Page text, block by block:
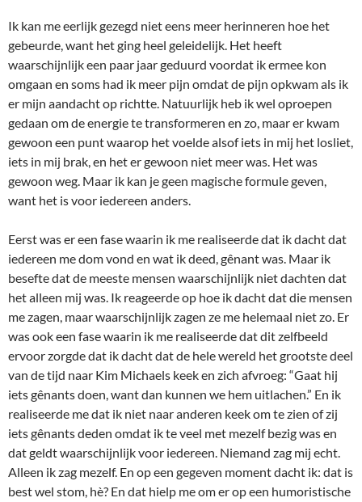
Ik kan me eerlijk gezegd niet eens meer herinneren hoe het
gebeurde, want het ging heel geleidelijk. Het heeft
waarschijnlijk een paar jaar geduurd voordat ik ermee kon
omgaan en soms had ik meer pijn omdat de pijn opkwam als ik
er mijn aandacht op richtte. Natuurlijk heb ik wel oproepen
gedaan om de energie te transformeren en zo, maar er kwam
gewoon een punt waarop het voelde alsof iets in mij het losliet,
iets in mij brak, en het er gewoon niet meer was. Het was
gewoon weg. Maar ik kan je geen magische formule geven,
want het is voor iedereen anders.
Eerst was er een fase waarin ik me realiseerde dat ik dacht dat
iedereen me dom vond en wat ik deed, gênant was. Maar ik
besefte dat de meeste mensen waarschijnlijk niet dachten dat
het alleen mij was. Ik reageerde op hoe ik dacht dat die mensen
me zagen, maar waarschijnlijk zagen ze me helemaal niet zo. Er
was ook een fase waarin ik me realiseerde dat dit zelfbeeld
ervoor zorgde dat ik dacht dat de hele wereld het grootste deel
van de tijd naar Kim Michaels keek en zich afvroeg: “Gaat hij
iets gênants doen, want dan kunnen we hem uitlachen.” En ik
realiseerde me dat ik niet naar anderen keek om te zien of zij
iets gênants deden omdat ik te veel met mezelf bezig was en
dat geldt waarschijnlijk voor iedereen. Niemand zag mij echt.
Alleen ik zag mezelf. En op een gegeven moment dacht ik: dat is
best wel stom, hè? En dat hielp me om er op een humoristische